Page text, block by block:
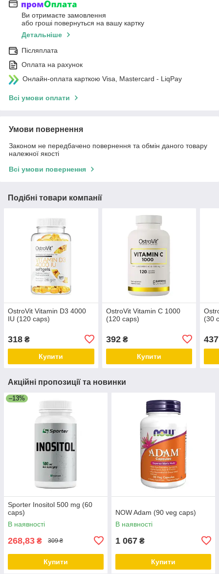
Ви отримаєте замовлення
або гроші повернуться на вашу картку
Детальніше
Післяплата
Оплата на рахунок
Онлайн-оплата карткою Visa, Mastercard - LiqPay
Всі умови оплати
Умови повернення
Законом не передбачено повернення та обмін даного товару
належної якості
Всі умови повернення
Подібні товари компанії
OstroVit Vitamin D3 4000
IU (120 caps)
318 ₴
Купити
OstroVit Vitamin C 1000
(120 caps)
392₴
Купити
(30
437
Акційні пропозиції та новинки
–13%
Sporter Inositol 500 mg (60
caps)
В наявності
268,83 ₴ 309 ₴
Купити
NOW Adam (90 veg caps)
В наявності
1 067 ₴
Купити